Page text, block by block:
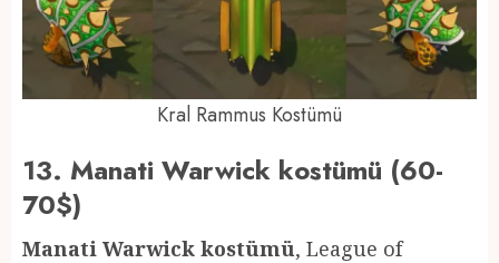
Kral Rammus Kostümü
13. Manati Warwick kostümü (60-
70$)
Manati Warwick kostümü, League of